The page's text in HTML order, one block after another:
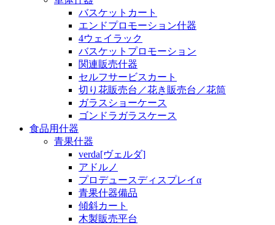
バスケットカート
エンドプロモーション什器
4ウェイラック
バスケットプロモーション
関連販売什器
セルフサービスカート
切り花販売台／花き販売台／花筒
ガラスショーケース
ゴンドラガラスケース
食品用什器
青果什器
verda[ヴェルダ]
アドルノ
プロデュースディスプレイα
青果什器備品
傾斜カート
木製販売平台